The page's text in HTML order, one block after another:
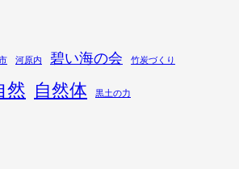
河原内 碧い海の会 竹炭づくり
然 自然体 黒土の力